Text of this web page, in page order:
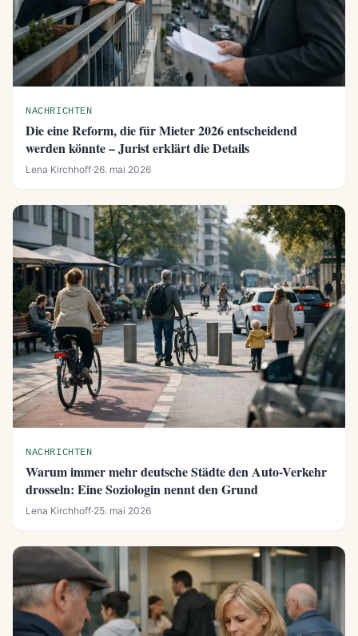
NACHRICHTEN
Die eine Reform, die für Mieter 2026 entscheidend
werden könnte – Jurist erklärt die Details
Lena Kirchhoff·26. mai 2026
NACHRICHTEN
Warum immer mehr deutsche Städte den Auto-Verkehr
drosseln: Eine Soziologin nennt den Grund
Lena Kirchhoff·25. mai 2026